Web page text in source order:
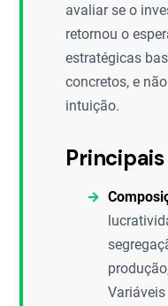
avaliar se o
retornou o
estratégicas
concretos, e
intuição.